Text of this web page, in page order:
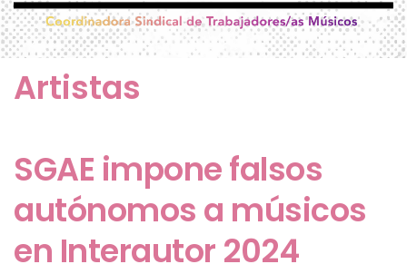
Artistas
SGAE impone falsos
autónomos a músicos
en Interautor 2024